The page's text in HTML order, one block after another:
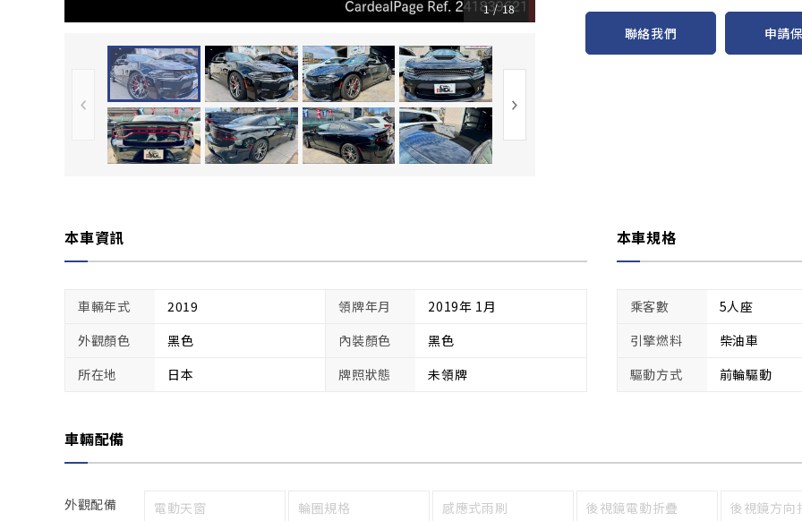
1/18
聯絡我們 申請
本車資訊
車輛年式 2019 領牌年月
2019年 1月
外觀顏色
黑色 內裝顏色
黑色
所在地
日本 牌照狀態 未領牌
本車規格
乘客數 5人座
引擎燃料
柴油車
驅動方式
前輪驅動
車輛配備
外觀配備 電動天窗 輪圈規格 感應式雨刷 後視鏡電動折疊 後視鏡方向